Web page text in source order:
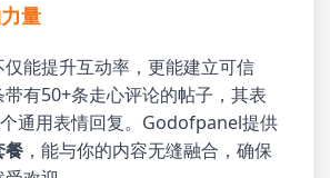
量
能提升互动率，更能建立可信
有50+条走心评论的帖子，其表
通用表情回复。Godofpanel提供
餐 ，能与你的内容无缝融合，确保